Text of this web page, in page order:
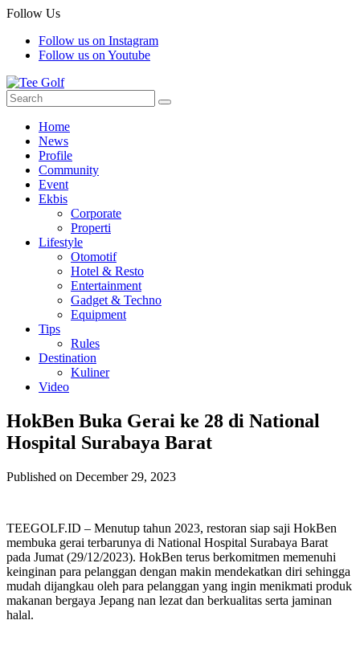
Follow Us
Follow us on Instagram
Follow us on Youtube
Home
News
Profile
Community
Event
Ekbis
Corporate
Properti
Lifestyle
Otomotif
Hotel & Resto
Entertainment
Gadget & Techno
Equipment
Tips
Rules
Destination
Kuliner
Video
HokBen Buka Gerai ke 28 di National
Hospital Surabaya Barat
Published on December 29, 2023
TEEGOLF.ID – Menutup tahun 2023, restoran siap saji HokBen
membuka gerai terbarunya di National Hospital Surabaya Barat
pada Jumat (29/12/2023). HokBen terus berkomitmen memenuhi
keinginan para pelanggan dengan makin mendekatkan diri sehingga
mudah dijangkau oleh para pelanggan yang ingin menikmati produk
makanan bergaya Jepang nan lezat dan berkualitas serta jaminan
halal.